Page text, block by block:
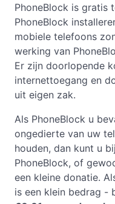
PhoneBlock is gratis
PhoneBlock
mobiele telefoons
werking van
Er zijn doorlopende
internettoegang en
uit eigen zak.
Als PhoneBlock u
ongedierte van uw
houden, dan kunt u
PhoneBlock, of
een kleine donatie.
is een klein bedrag -